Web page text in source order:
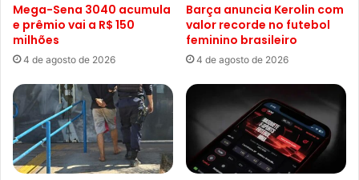
Mega-Sena 3040 acumula
e prêmio vai a R$ 150
milhões
4 de agosto de 2026
Barça anuncia Kerolin com
valor recorde no futebol
feminino brasileiro
4 de agosto de 2026